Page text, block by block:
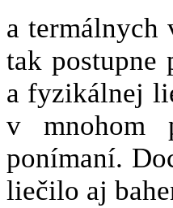
a termálnych
tak postupne
a fyzikálnej
v mnohom
ponímaní.
liečilo aj